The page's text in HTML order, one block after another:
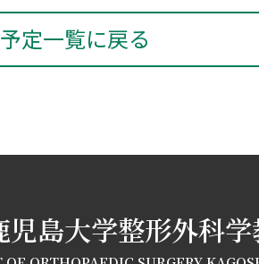
定一覧に戻る
児島大学整形外科